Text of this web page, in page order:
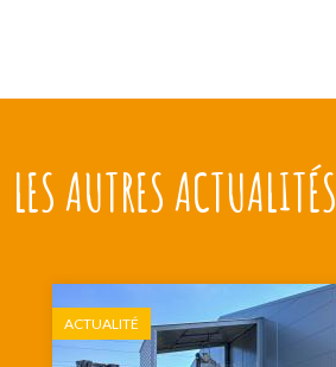
LES AUTRES ACTUALITÉS
ACTUALITÉ